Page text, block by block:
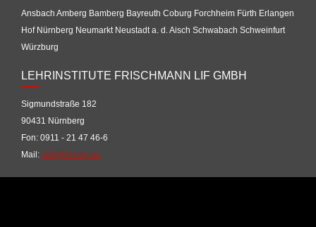
Ansbach Amberg Bamberg Bayreuth Coburg Forchheim Fürth Erlangen
Hof Nürnberg Neumarkt Neustadt a. d. Aisch Schwabach Schweinfurt
Würzburg
LEHRINSTITUTE FRISCHMANN LIF GMBH
Sigmundstraße 182
90431 Nürnberg
Fon: 0911 - 21 47 46-6
Mail: info@lif-nbg.de